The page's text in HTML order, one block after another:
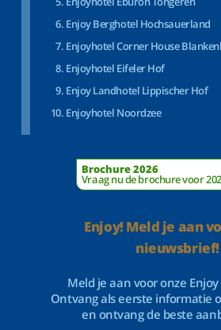
Enjoy Berghotel Hochsauerland
Enjoyhotel Corner House
Enjoyhotel Eifeler Hof
Enjoy Landhotel Lippischer Hof
Enjoyhotel Noordzee
Brochure 2026
Vraag nu de brochure voor
Enjoy! Meld je aan
nieuwsbrief!
Meld je aan voor onze
Ontvang als eerste informatie
en ontvang de beste